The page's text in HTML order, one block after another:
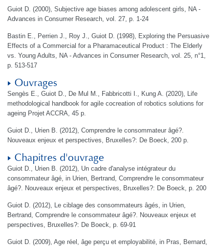
Guiot D. (2000), Subjective age biases among adolescent girls, NA -
Advances in Consumer Research, vol. 27, p. 1-24
Bastin E., Perrien J., Roy J., Guiot D. (1998), Exploring the Persuasive
Effects of a Commercial for a Pharamaceutical Product : The Elderly
vs. Young Adults, NA - Advances in Consumer Research, vol. 25, n°1,
p. 513-517
Ouvrages
Sengès E., Guiot D., De Mul M., Fabbricotti I., Kung A. (2020), Life
methodological handbook for agile cocreation of robotics solutions for
ageing Projet ACCRA, 45 p.
Guiot D., Urien B. (2012), Comprendre le consommateur âgé?.
Nouveaux enjeux et perspectives, Bruxelles?: De Boeck, 200 p.
Chapitres d'ouvrage
Guiot D., Urien B. (2012), Un cadre d'analyse intégrateur du
consommateur âgé, in Urien, Bertrand, Comprendre le consommateur
âgé?. Nouveaux enjeux et perspectives, Bruxelles?: De Boeck, p. 200
Guiot D. (2012), Le ciblage des consommateurs âgés, in Urien,
Bertrand, Comprendre le consommateur âgé?. Nouveaux enjeux et
perspectives, Bruxelles?: De Boeck, p. 69-91
Guiot D. (2009), Age réel, âge perçu et employabilité, in Pras, Bernard,